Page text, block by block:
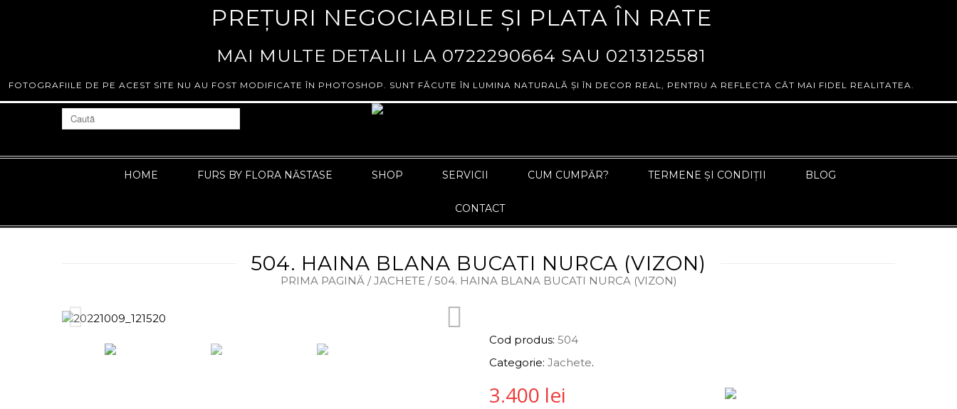
HOME FURS BY FLORA NĂSTASE SHOP SERVICII CUM CUMPĂR? TERMENE ȘI CONDIȚII BLOG
CONTACT
504. HAINA BLANA BUCATI NURCA (VIZON)
PRIMA PAGINĂ /JACHETE / 504. HAINA BLANA BUCATI NURCA (VIZON)
Cod produs: 504
Categorie: Jachete.
3.400 lei
PREȚURI NEGOCIABILE ȘI PLATA ÎN RATE
MAI MULTE DETALII LA 0722290664 SAU 0213125581
FOTOGRAFIILE DE PE ACEST SITE NU AU FOST MODIFICATE ÎN PHOTOSHOP. SUNT FĂCUTE ÎN LUMINA NATURALĂ ȘI ÎN DECOR REAL, PENTRU A REFLECTA CÂT MAI FIDEL REALITATEA.